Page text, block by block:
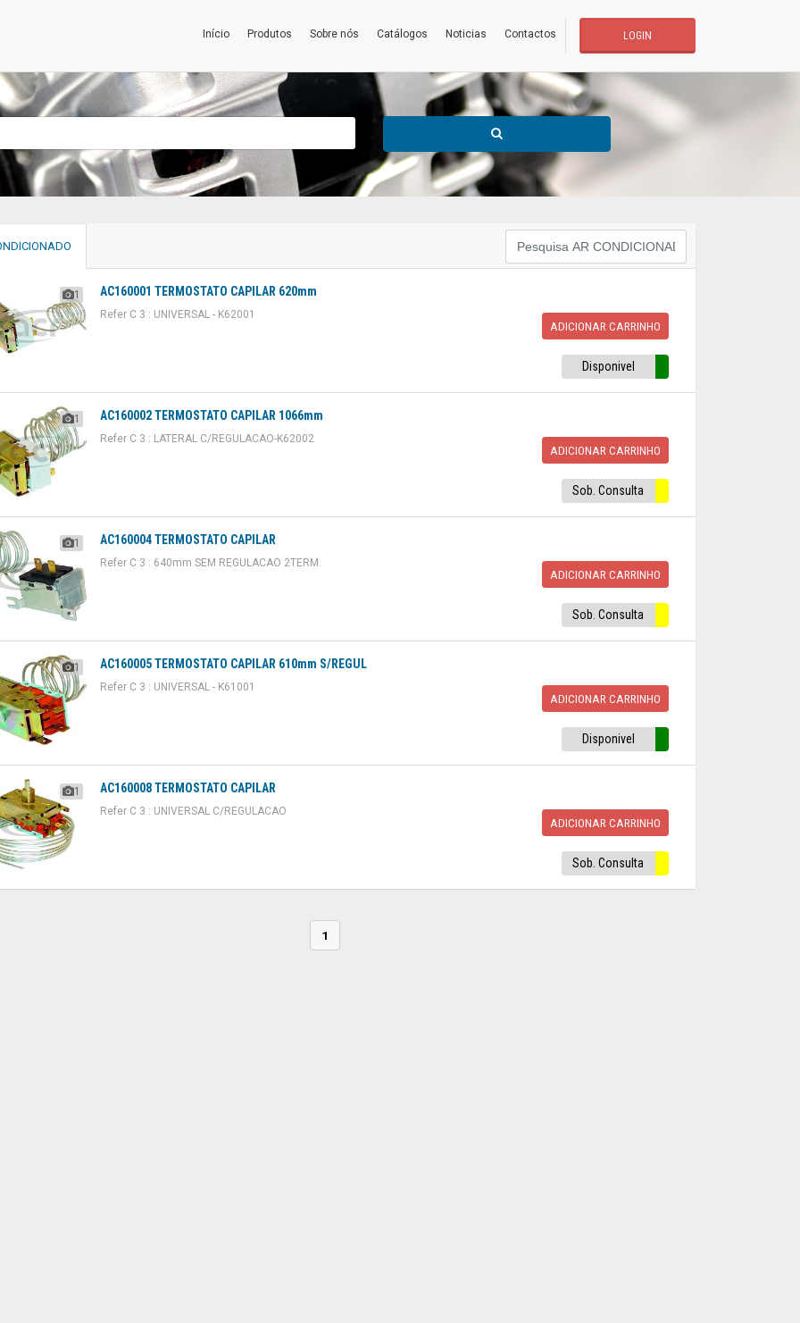
Início Produtos Sobre nós Catálogos Noticias Contactos LOGIN
1 AC160001 TERMOSTATO CAPILAR 620mm
Refer C 3 : UNIVERSAL - K62001
ADICIONAR CARRINHO
Disponivel
1 AC160002 TERMOSTATO CAPILAR 1066mm
Refer C 3 : LATERAL C/REGULACAO-K62002
ADICIONAR CARRINHO
Sob. Consulta
1 AC160004 TERMOSTATO CAPILAR
Refer C 3 : 640mm SEM REGULACAO 2TERM.
ADICIONAR CARRINHO
Sob. Consulta
1 AC160005 TERMOSTATO CAPILAR 610mm S/REGUL
Refer C 3 : UNIVERSAL - K61001
ADICIONAR CARRINHO
Disponivel
1 AC160008 TERMOSTATO CAPILAR
Refer C 3 : UNIVERSAL C/REGULACAO
ADICIONAR CARRINHO
Sob. Consulta
1